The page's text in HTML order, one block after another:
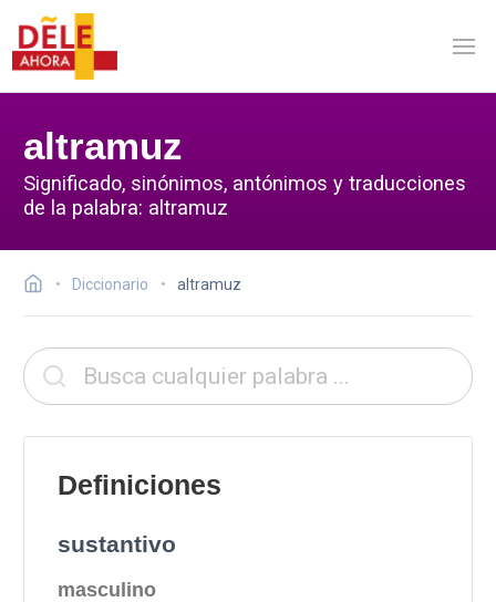
altramuz
Significado, sinónimos, antónimos y traducciones
de la palabra: altramuz
Diccionario altramuz
Definiciones
sustantivo
masculino